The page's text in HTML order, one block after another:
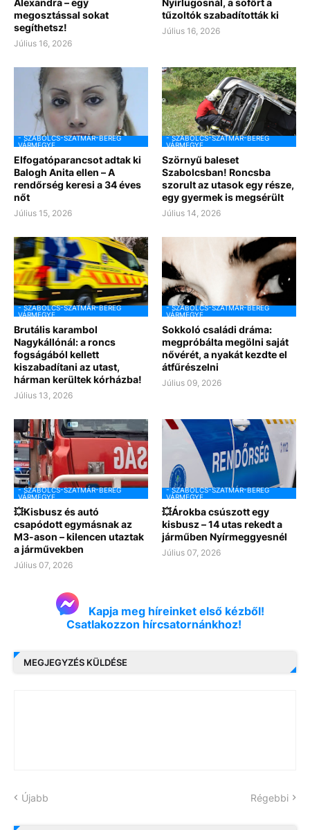
megosztással sokat
segíthetsz!
Július 16, 2026
tűzoltók szabadították ki
Július 16, 2026
- SZABOLCS-SZATMÁR-BEREG
VÁRMEGYE
Elfogatóparancsot adtak ki
Balogh Anita ellen – A
rendőrség keresi a 34 éves
nőt
Július 15, 2026
- SZABOLCS-SZATMÁR-BEREG
VÁRMEGYE
Szörnyű baleset
Szabolcsban! Roncsba
szorult az utasok egy része,
egy gyermek is megsérült
Július 14, 2026
- SZABOLCS-SZATMÁR-BEREG
VÁRMEGYE
Brutális karambol
Nagykállónál: a roncs
fogságából kellett
kiszabadítani az utast,
hárman kerültek kórházba!
Július 13, 2026
- SZABOLCS-SZATMÁR-BEREG
VÁRMEGYE
Sokkoló családi dráma:
megpróbálta megölni saját
nővérét, a nyakát kezdte el
átfűrészelni
Július 09, 2026
- SZABOLCS-SZATMÁR-BEREG
VÁRMEGYE
💥Kisbusz és autó
csapódott egymásnak az
M3-ason – kilencen utaztak
a járművekben
Július 07, 2026
- SZABOLCS-SZATMÁR-BEREG
VÁRMEGYE
💥Árokba csúszott egy
kisbusz – 14 utas rekedt a
járműben Nyírmeggyesnél
Július 07, 2026
Kapja meg híreinket első kézből!
Csatlakozzon hírcsatornánkhoz!
MEGJEGYZÉS KÜLDÉSE
Újabb Régebbi